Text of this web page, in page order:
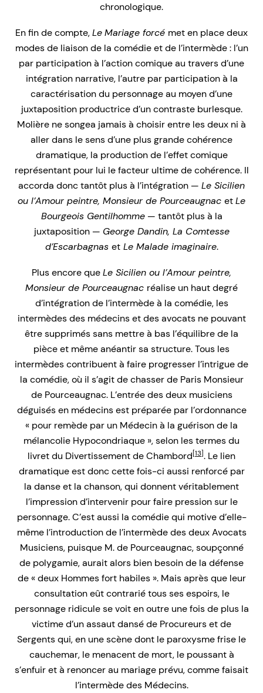
chronologique.
En fin de compte,LeMariage forcé met en place deux
modes de liaison de la comédie et de l’intermède : l’un
par participation à l’action comique au travers d’une
intégration narrative, l’autre par participation à la
caractérisation du personnage au moyen d’une
juxtaposition productrice d’un contraste burlesque.
Molière ne songea jamais à choisir entre les deux ni à
aller dans le sens d’une plus grande cohérence
dramatique, la production de l’effet comique
représentant pour lui le facteur ultime de cohérence. Il
accorda donc tantôt plus à l’intégration — Le Sicilien
ou l’Amour peintre, Monsieur de Pourceaugnac etLe
Bourgeois Gentilhomme— tantôt plus à la
juxtaposition — George Dandin, La Comtesse
d’Escarbagnas etLe Malade imaginaire.
Plus encore queLe Sicilien ou l’Amour peintre,
Monsieur de Pourceaugnac réalise un haut degré
d’intégration de l’intermède à la comédie, les
intermèdes des médecins et des avocats ne pouvant
être supprimés sans mettre à bas l’équilibre de la
pièce et même anéantir sa structure. Tous les
intermèdes contribuent à faire progresser l’intrigue de
la comédie, où il s’agit de chasser de Paris Monsieur
de Pourceaugnac. L’entrée des deux musiciens
déguisés en médecins est préparée par l’ordonnance
« pour remède par un Médecin à la guérison de la
mélancolie Hypocondriaque », selon les termes du
livret du Divertissement de Chambord[13]. Le lien
dramatique est donc cette fois-ci aussi renforcé par
la danse et la chanson, qui donnent véritablement
l’impression d’intervenir pour faire pression sur le
personnage. C’est aussi la comédie qui motive d’elle-
même l’introduction de l’intermède des deux Avocats
Musiciens, puisque M. de Pourceaugnac, soupçonné
de polygamie, aurait alors bien besoin de la défense
de « deux Hommes fort habiles ». Mais après que leur
consultation eût contrarié tous ses espoirs, le
personnage ridicule se voit en outre une fois de plus la
victime d’un assaut dansé de Procureurs et de
Sergents qui, en une scène dont le paroxysme frise le
cauchemar, le menacent de mort, le poussant à
s’enfuir et à renoncer au mariage prévu, comme faisait
l’intermède des Médecins.